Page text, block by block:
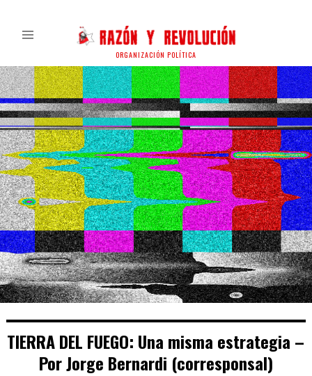
ORGANIZACIÓN POLÍTICA
TIERRA DEL FUEGO: Una misma estrategia –
Por Jorge Bernardi (corresponsal)